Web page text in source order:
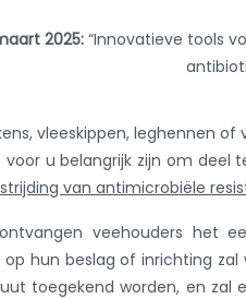
2025:“Innovatieve tools
vleeskippen, leghennen
u belangrijk zijn om deel
van antimicrobiële
veehouders het
hun beslag of inrichting
toegekend worden, en zal